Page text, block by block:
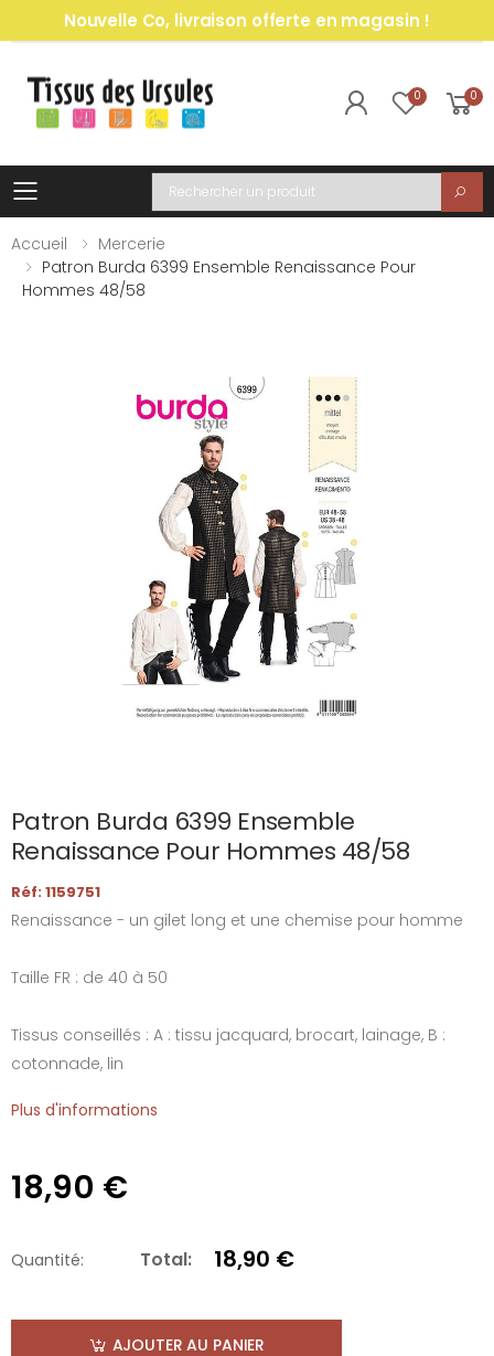
Nouvelle Co, livraison offerte en magasin !
0 0
Toggle mobile menu
Recherche
Accueil
Mercerie
Patron Burda 6399 Ensemble Renaissance Pour
Hommes 48/58
Patron Burda 6399 Ensemble
Renaissance Pour Hommes 48/58
Réf: 1159751
Renaissance - un gilet long et une chemise pour homme
Taille FR : de 40 à 50
Tissus conseillés : A : tissu jacquard, brocart, lainage, B :
cotonnade, lin
Plus d'informations
18,90 €
Quantité: Total: 18,90 €
AJOUTER AU PANIER